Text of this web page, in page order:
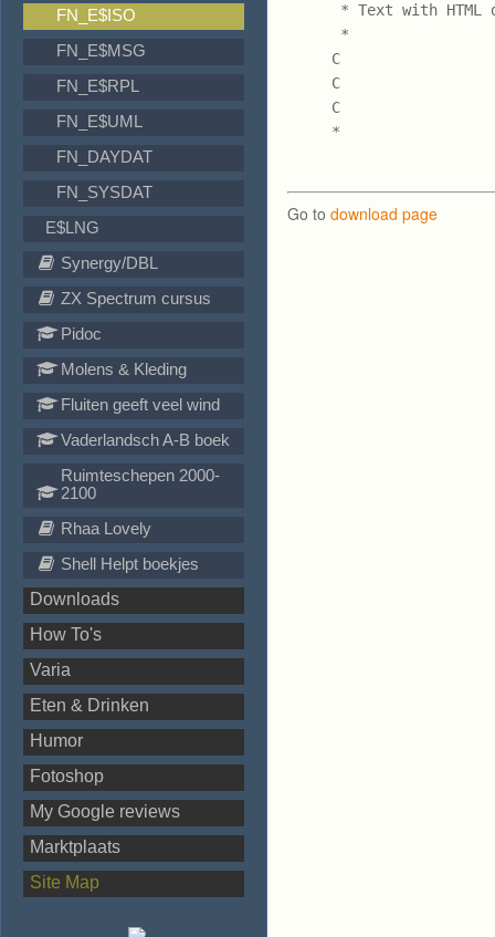
FN_E$ISO
FN_E$MSG
FN_E$RPL
FN_E$UML
FN_DAYDAT
FN_SYSDAT
E$LNG
Synergy/DBL
ZX Spectrum cursus
Pidoc
Molens & Kleding
Fluiten geeft veel wind
Vaderlandsch A-B boek
Ruimteschepen 2000-
2100
Rhaa Lovely
Shell Helpt boekjes
Downloads
How To's
Varia
Eten & Drinken
Humor
Fotoshop
My Google reviews
Marktplaats
Site Map
* Text with HTML
C
C
C
*
Go to download page